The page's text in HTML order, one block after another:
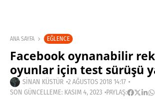
ANA SAYFA EĞLENCE
Facebook oynanabilir
oyunlar için test sürüşü
SINAN KÜSTÜR 2 AĞUSTOS 2018 14:17
SON GÜNCELLEME: KASIM 4, 2023 PAYLAŞ: